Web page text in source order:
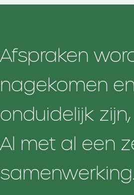
Afspraken
nagekomen
onduidelijk
Al met al een
samenwerking.